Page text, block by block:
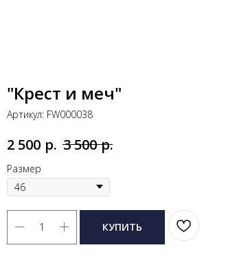
"Крест и меч"
Артикул: FW000038
2 500 р. 3 500 р.
Размер
КУПИТЬ